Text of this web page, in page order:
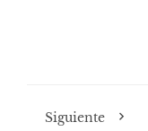
Siguiente